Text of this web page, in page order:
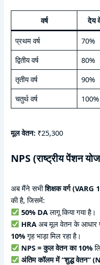
वर्ष देय
प्रथम वर्ष 70%
द्वितीय वर्ष
80%
तृतीय वर्ष
90%
चतुर्थ वर्ष
100%
मूल वेतन: ₹25,300
NPS (राष्ट्रीय पेंशन
अब मैंने सभीशिक्षक वर्ग (VARG
की है, जिसमें:
50% DAलागू किया गया है।
HRAअब मूल वेतन के आधार
10%गृह भाड़ा मिल रहा है।
NPS = कुल वेतन का 10%
अंतिम कॉलम में “शुद्ध वेतन”